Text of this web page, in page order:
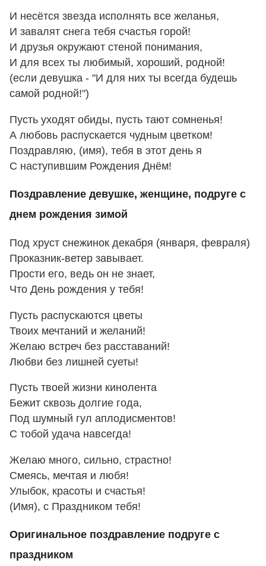
И несётся звезда исполнять все желанья,
И завалят снега тебя счастья горой!
И друзья окружают стеной понимания,
И для всех ты любимый, хороший, родной!
(если девушка - "И для них ты всегда будешь
самой родной!")
Пусть уходят обиды, пусть тают сомненья!
А любовь распускается чудным цветком!
Поздравляю, (имя), тебя в этот день я
С наступившим Рождения Днём!
Поздравление девушке, женщине, подруге с
днем рождения зимой
Под хруст снежинок декабря (января, февраля)
Проказник-ветер завывает.
Прости его, ведь он не знает,
Что День рождения у тебя!
Пусть распускаются цветы
Твоих мечтаний и желаний!
Желаю встреч без расставаний!
Любви без лишней суеты!
Пусть твоей жизни кинолента
Бежит сквозь долгие года,
Под шумный гул аплодисментов!
С тобой удача навсегда!
Желаю много, сильно, страстно!
Смеясь, мечтая и любя!
Улыбок, красоты и счастья!
(Имя), с Праздником тебя!
Оригинальное поздравление подруге с
праздником